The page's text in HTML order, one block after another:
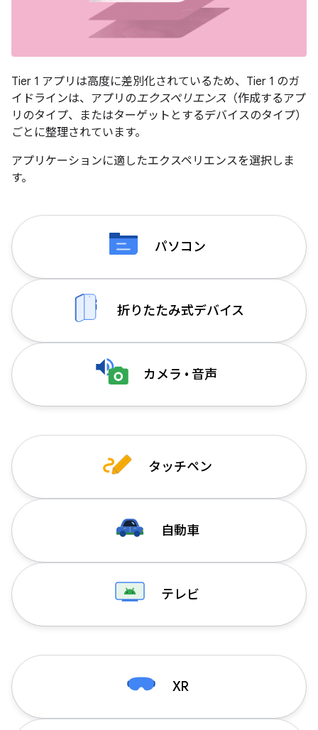
Tier 1 アプリは高度に差別化されているため、Tier 1 のガ
イドラインは、アプリのエクスペリエンス （作成するアプ
リのタイプ、またはターゲットとするデバイスのタイプ）
ごとに整理されています。
アプリケーションに適したエクスペリエンスを選択しま
す。
パソコン
折りたたみ式デバイス
カメラ • 音声
タッチペン
自動車
テレビ
XR